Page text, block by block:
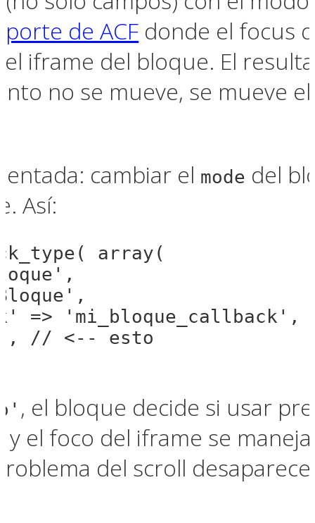
de ACF donde el focus
iframe del bloque. El
no se mueve, se mueve
cambiar el mode del
Así:
array(
=> 'mi_bloque_callback',
// <-- esto
, el bloque decide si usar
el foco del iframe se
del scroll